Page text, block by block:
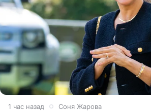
1 час назад Соня Жарова